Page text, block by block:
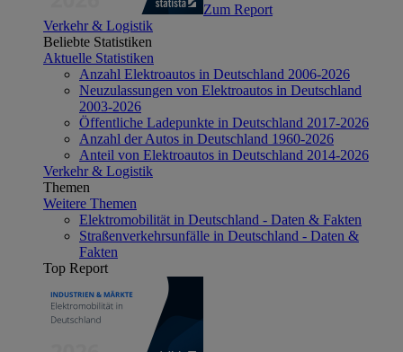
Zum Report
Verkehr & Logistik
Beliebte Statistiken
Aktuelle Statistiken
Anzahl Elektroautos in Deutschland 2006-2026
Neuzulassungen von Elektroautos in Deutschland
2003-2026
Öffentliche Ladepunkte in Deutschland 2017-2026
Anzahl der Autos in Deutschland 1960-2026
Anteil von Elektroautos in Deutschland 2014-2026
Verkehr & Logistik
Themen
Weitere Themen
Elektromobilität in Deutschland - Daten & Fakten
Straßenverkehrsunfälle in Deutschland - Daten &
Fakten
Top Report